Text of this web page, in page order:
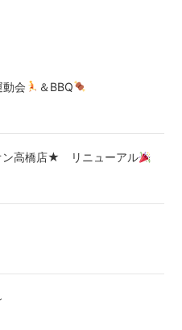
動会 ＆BBQ
高橋店★ リニューアル